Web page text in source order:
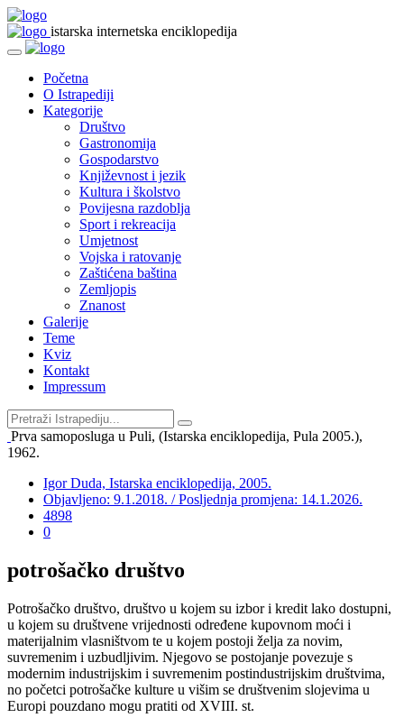
istarska internetska enciklopedija
Početna
O Istrapediji
Kategorije
Društvo
Gastronomija
Gospodarstvo
Književnost i jezik
Kultura i školstvo
Povijesna razdoblja
Sport i rekreacija
Umjetnost
Vojska i ratovanje
Zaštićena baština
Zemljopis
Znanost
Galerije
Teme
Kviz
Kontakt
Impressum
Prva samoposluga u Puli, (Istarska enciklopedija, Pula 2005.),
1962.
Igor Duda, Istarska enciklopedija, 2005.
Objavljeno: 9.1.2018. / Posljednja promjena: 14.1.2026.
4898
0
potrošačko društvo
Potrošačko društvo, društvo u kojem su izbor i kredit lako dostupni,
u kojem su društvene vrijednosti određene kupovnom moći i
materijalnim vlasništvom te u kojem postoji želja za novim,
suvremenim i uzbudljivim. Njegovo se postojanje povezuje s
modernim industrijskim i suvremenim postindustrijskim društvima,
no početci potrošačke kulture u višim se društvenim slojevima u
Europi pouzdano mogu pratiti od XVIII. st.